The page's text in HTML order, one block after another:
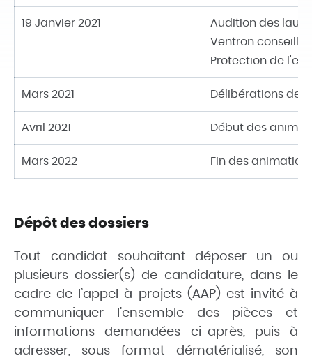
19 Janvier 2021
Audition des
Ventron
Protection de
Mars 2021 Délibérations de
Avril 2021 Début des
Mars 2022 Fin des
Dépôt des dossiers
Tout candidat souhaitant déposer un ou
plusieurs dossier(s) de candidature, dans le
cadre de l’appel à projets (AAP) est invité à
communiquer l’ensemble des pièces et
informations demandées ci-après, puis à
adresser, sous format dématérialisé, son